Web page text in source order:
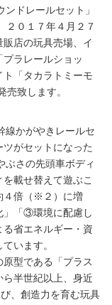
ドレールセット」
２０１７年４月２７
店の玩具売場、イ
ラレールショッ
「タカラトミーモ
売致します。
線かがやきレールセ
がセットになった
ぶさの先頭車ボディ
載せ替えて遊ぶこ
４倍（※２）に増
」「③環境に配慮し
省エネルギー・資
います。
型である「プラス
半世紀以上、身近
、創造力を育む玩具